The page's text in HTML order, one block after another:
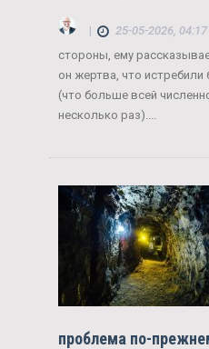
| 25-05-2026, 04:17
стороны, ему
он жертва, что
(что больше всей
несколько раз)....
проблема по-